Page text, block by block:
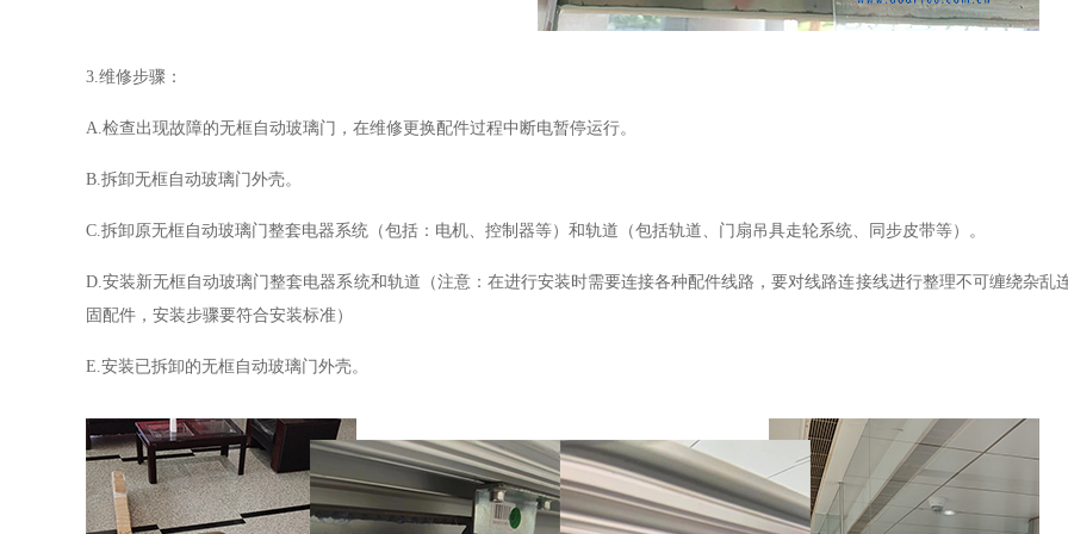
3.维修步骤：
A.检查出现故障的无框自动玻璃门，在维修更换配件过程中断电暂停运行。
B.拆卸无框自动玻璃门外壳。
C.拆卸原无框自动玻璃门整套电器系统（包括：电机、控制器等）和轨道（包括轨道、门扇吊具走轮系统、同步皮带等）。
D.安装新无框自动玻璃门整套电器系统和轨道（注意：在进行安装时需要连接各种配件线路，要对线路连接线进行整理不可缠绕杂乱
固配件，安装步骤要符合安装标准）
E.安装已拆卸的无框自动玻璃门外壳。